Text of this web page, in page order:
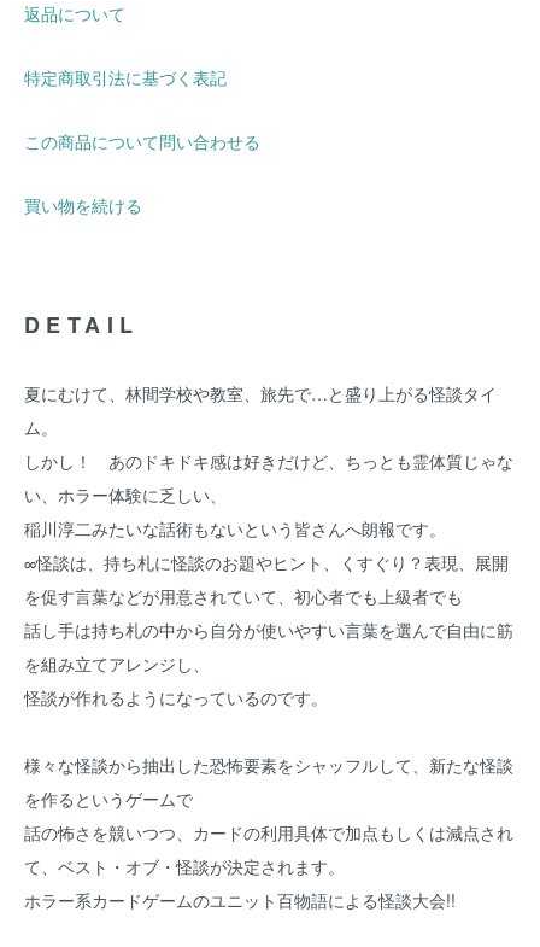
返品について
特定商取引法に基づく表記
この商品について問い合わせる
買い物を続ける
DETAIL
夏にむけて、林間学校や教室、旅先で…と盛り上がる怪談タイ
ム。
しかし！ あのドキドキ感は好きだけど、ちっとも霊体質じゃな
い、ホラー体験に乏しい、
稲川淳二みたいな話術もないという皆さんへ朗報です。
∞怪談は、持ち札に怪談のお題やヒント、くすぐり？表現、展開
を促す言葉などが用意されていて、初心者でも上級者でも
話し手は持ち札の中から自分が使いやすい言葉を選んで自由に筋
を組み立てアレンジし、
怪談が作れるようになっているのです。
様々な怪談から抽出した恐怖要素をシャッフルして、新たな怪談
を作るというゲームで
話の怖さを競いつつ、カードの利用具体で加点もしくは減点され
て、ベスト・オブ・怪談が決定されます。
ホラー系カードゲームのユニット百物語による怪談大会!!